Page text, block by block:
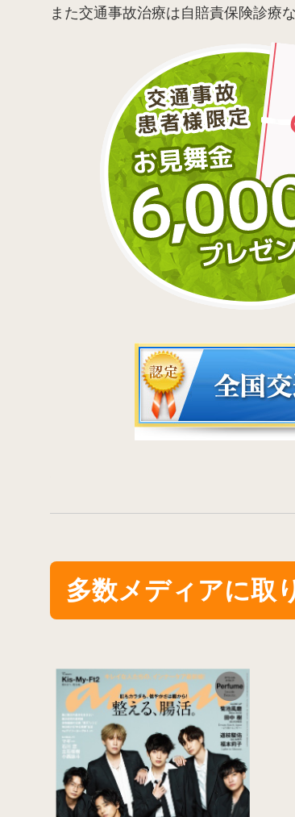
また交通事故治療は自賠責保険診療な
多数メディアに取